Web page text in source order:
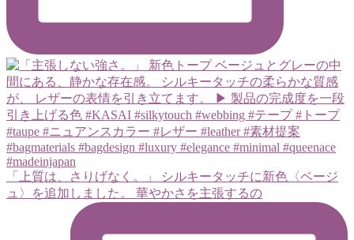
「上質は、さりげなく。」 シルキータッチに新色〈ベージ
ュ〉を追加しました。 華やかさを主張するの